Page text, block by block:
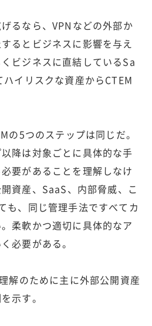
るなら、VPNなどの外部か
るとビジネスに影響を与え
ビジネスに直結しているSa
イリスクな資産からCTEM
の5つのステップは同じだ。
降は対象ごとに具体的な手
要があることを理解しなけ
資産、SaaS、内部脅威、こ
も、同じ管理手法ですべてカ
柔軟かつ適切に具体的なア
必要がある。
解のために主に外部公開資産
示す。